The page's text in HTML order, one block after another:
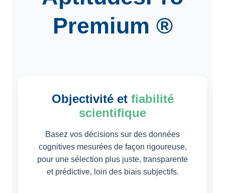
Premium ®
Objectivité et fiabilité
scientifique
Basez vos décisions sur des données
cognitives mesurées de façon rigoureuse,
pour une sélection plus juste, transparente
et prédictive, loin des biais subjectifs.